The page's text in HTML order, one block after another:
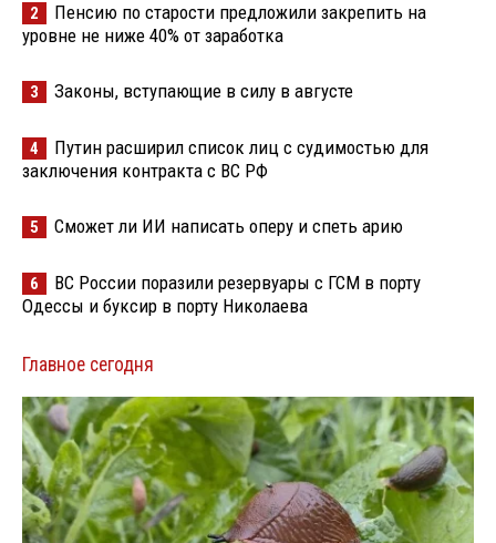
2
Пенсию по старости предложили закрепить на
уровне не ниже 40% от заработка
3 Законы, вступающие в силу в августе
4
Путин расширил список лиц с судимостью для
заключения контракта с ВС РФ
5 Сможет ли ИИ написать оперу и спеть арию
6
ВС России поразили резервуары с ГСМ в порту
Одессы и буксир в порту Николаева
Главное сегодня